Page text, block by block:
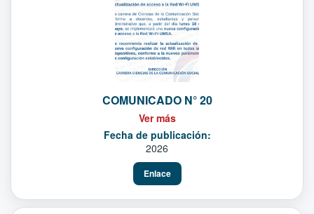
COMUNICADO N° 20
Ver más
Fecha de publicación:
2026
Enlace